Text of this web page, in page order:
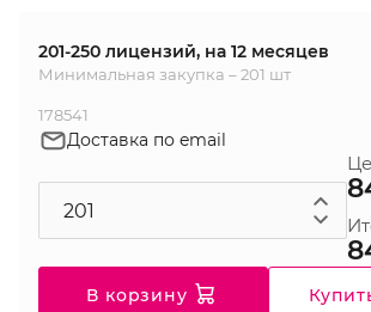
201-250 лицензий, на 12 месяцев
Минимальная закупка – 201 шт
178541
Доставка по email
В корзину